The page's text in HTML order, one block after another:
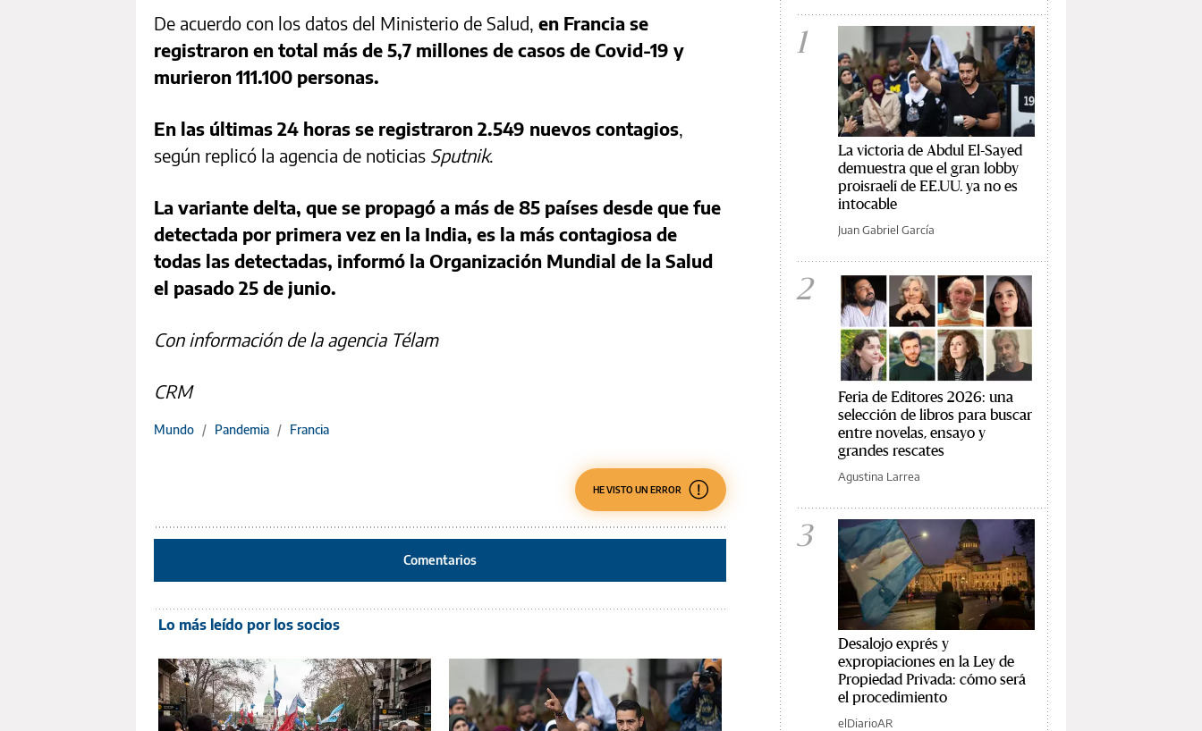
De acuerdo con los datos del Ministerio de Salud, en Francia se
registraron en total más de 5,7 millones de casos de Covid-19 y
murieron 111.100 personas.
En las últimas 24 horas se registraron 2.549 nuevos contagios,
según replicó la agencia de noticias Sputnik.
La variante delta, que se propagó a más de 85 países desde que fue
detectada por primera vez en la India, es la más contagiosa de
todas las detectadas, informó la Organización Mundial de la Salud
el pasado 25 de junio.
Con información de la agencia Télam
CRM
Mundo / Pandemia / Francia
HE VISTO UN ERROR
Comentarios
Lo más leído por los socios
1
La victoria de Abdul El-Sayed
demuestra que el gran lobby
proisraelí de EE.UU. ya no es
intocable
Juan Gabriel García
2
Feria de Editores 2026: una
selección de libros para buscar
entre novelas, ensayo y
grandes rescates
Agustina Larrea
3
Desalojo exprés y
expropiaciones en la Ley de
Propiedad Privada: cómo será
el procedimiento
elDiarioAR